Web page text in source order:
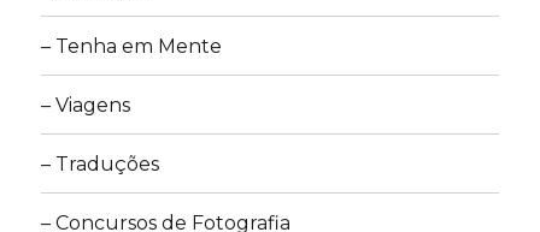
– Tenha em Mente
– Viagens
– Traduções
– Concursos de Fotografia